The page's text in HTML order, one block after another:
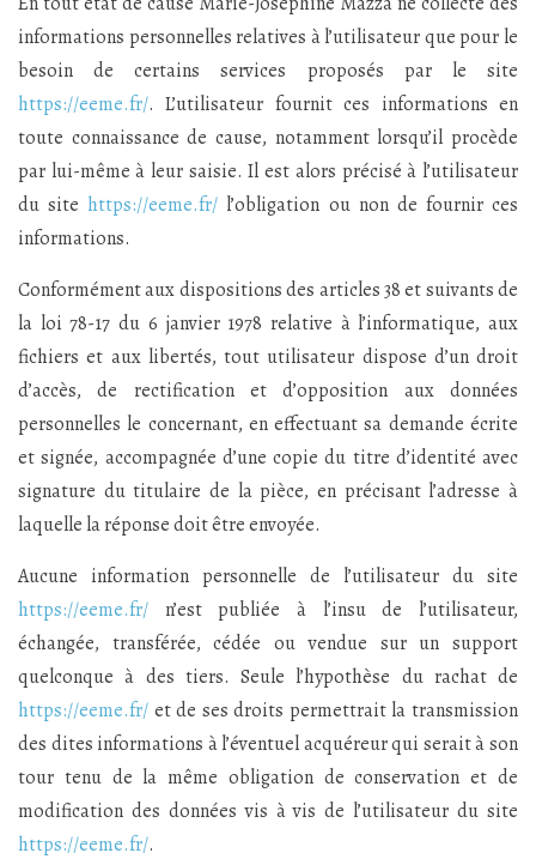
informations personnelles relatives à l’utilisateur que pour le
besoin de certains services proposés par le site
https://eeme.fr/. L’utilisateur fournit ces informations en
toute connaissance de cause, notamment lorsqu’il procède
par lui-même à leur saisie. Il est alors précisé à l’utilisateur
du site https://eeme.fr/ l’obligation ou non de fournir ces
informations.
Conformément aux dispositions des articles 38 et suivants de
la loi 78-17 du 6 janvier 1978 relative à l’informatique, aux
fichiers et aux libertés, tout utilisateur dispose d’un droit
d’accès, de rectification et d’opposition aux données
personnelles le concernant, en effectuant sa demande écrite
et signée, accompagnée d’une copie du titre d’identité avec
signature du titulaire de la pièce, en précisant l’adresse à
laquelle la réponse doit être envoyée.
Aucune information personnelle de l’utilisateur du site
https://eeme.fr/ n’est publiée à l’insu de l’utilisateur,
échangée, transférée, cédée ou vendue sur un support
quelconque à des tiers. Seule l’hypothèse du rachat de
https://eeme.fr/ et de ses droits permettrait la transmission
des dites informations à l’éventuel acquéreur qui serait à son
tour tenu de la même obligation de conservation et de
modification des données vis à vis de l’utilisateur du site
https://eeme.fr/.